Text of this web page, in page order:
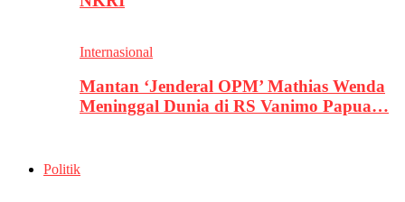
Internasional
Mantan ‘Jenderal OPM’ Mathias Wenda
Meninggal Dunia di RS Vanimo Papua…
Politik